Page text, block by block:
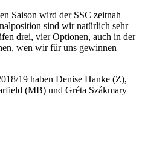
Saison wird der SSC zeitnah
sind wir natürlich sehr
drei, vier Optionen, auch in der
wen wir für uns gewinnen
19 haben Denise Hanke (Z),
(MB) und Gréta Szákmary